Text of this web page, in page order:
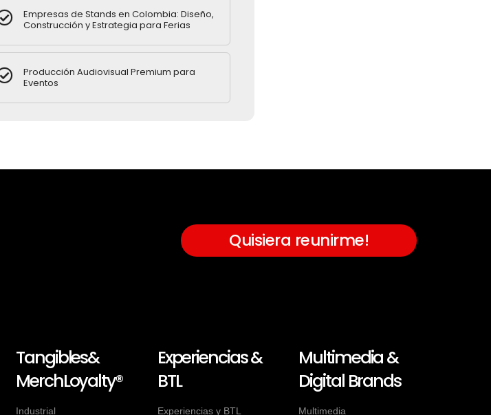
Empresas de Stands en Colombia: Diseño,
Construcción y Estrategia para Ferias
Producción Audiovisual Premium para
Eventos
Quisiera reunirme!
Tangibles&
MerchLoyalty®
Industrial
Experiencias &
BTL
Experiencias y BTL
Multimedia &
Digital Brands
Multimedia